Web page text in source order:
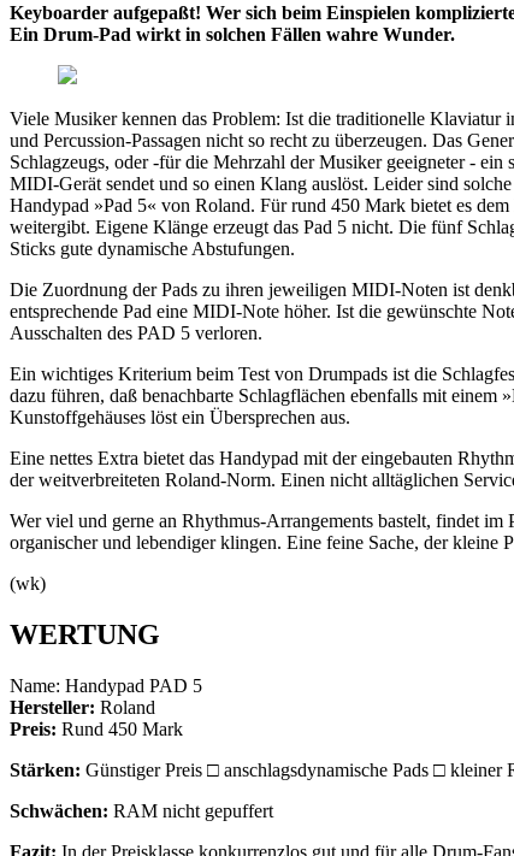
Keyboarder aufgepaßt! Wer sich beim Einspielen
Ein Drum-Pad wirkt in solchen Fällen wahre Wunder.
Viele Musiker kennen das Problem: Ist die traditionelle
und Percussion-Passagen nicht so recht zu überzeugen. Das
Schlagzeugs, oder -für die Mehrzahl der Musiker geeigneter -
MIDI-Gerät sendet und so einen Klang auslöst. Leider sind
Handypad »Pad 5« von Roland. Für rund 450 Mark bietet es
weitergibt. Eigene Klänge erzeugt das Pad 5 nicht. Die fünf
Sticks gute dynamische Abstufungen.
Die Zuordnung der Pads zu ihren jeweiligen MIDI-Noten ist
entsprechende Pad eine MIDI-Note höher. Ist die gewünschte
Ausschalten des PAD 5 verloren.
Ein wichtiges Kriterium beim Test von Drumpads ist die
dazu führen, daß benachbarte Schlagflächen ebenfalls mit
Kunstoffgehäuses löst ein Übersprechen aus.
Eine nettes Extra bietet das Handypad mit der eingebauten
der weitverbreiteten Roland-Norm. Einen nicht alltäglichen
Wer viel und gerne an Rhythmus-Arrangements bastelt, findet
organischer und lebendiger klingen. Eine feine Sache, der kleine
(wk)
WERTUNG
Name: Handypad PAD 5
Hersteller: Roland
Preis: Rund 450 Mark
Stärken: Günstiger Preis □ anschlagsdynamische Pads □
Schwächen: RAM nicht gepuffert
Fazit: In der Preisklasse konkurrenzlos gut und für alle Drum-